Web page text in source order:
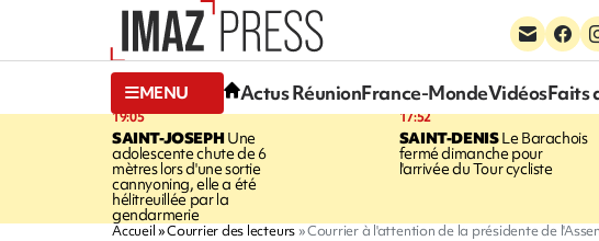
MENU Actus RéunionFrance-MondeVidéosFaits
19:05
SAINT-JOSEPHUne
adolescente chute de 6
mètres lors d'une sortie
cannyoning, elle a été
hélitreuillée par la
gendarmerie
17:52
SAINT-DENISLe Barachois
fermé dimanche pour
l'arrivée du Tour cycliste
Accueil Courrier des lecteurs Courrier à l'attention de la présidente de